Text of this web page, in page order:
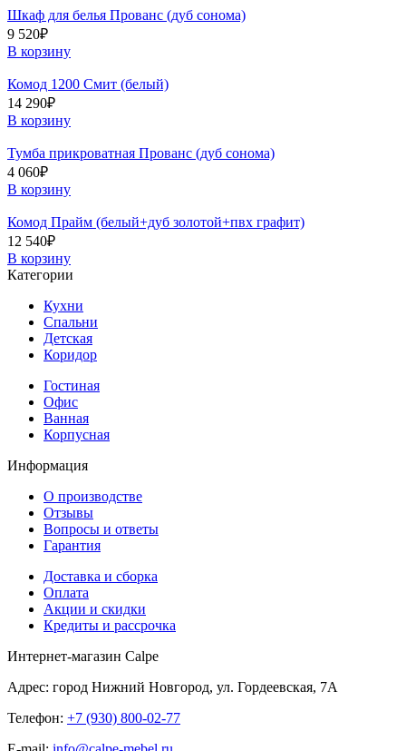
Шкаф для белья Прованс (дуб сонома)
9 520₽
В корзину
Комод 1200 Смит (белый)
14 290₽
В корзину
Тумба прикроватная Прованс (дуб сонома)
4 060₽
В корзину
Комод Прайм (белый+дуб золотой+пвх графит)
12 540₽
В корзину
Категории
Кухни
Спальни
Детская
Коридор
Гостиная
Офис
Ванная
Корпусная
Информация
О производстве
Отзывы
Вопросы и ответы
Гарантия
Доставка и сборка
Оплата
Акции и скидки
Кредиты и рассрочка
Интернет-магазин Calpe
Адрес: город Нижний Новгород, ул. Гордеевская, 7А
Телефон: +7 (930) 800-02-77